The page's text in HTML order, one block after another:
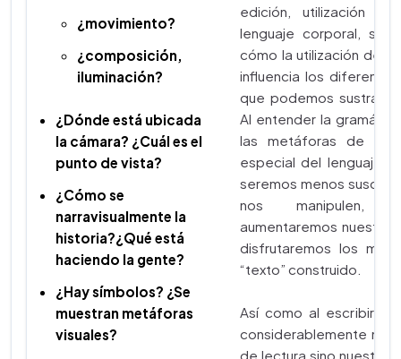
edición, utilización de
lenguaje corporal,
cómo la utilización de
influencia los
que podemos sustraer
Al entender la
las metáforas de los
especial del lenguaje
seremos menos
nos manipulen,
aumentaremos nuestra
disfrutaremos los
“texto” construido.
Así como al escribir
considerablemente
de lectura sino nuestro
¿movimiento?
¿composición,
iluminación?
¿Dónde está ubicada
la cámara? ¿Cuál es el
punto de vista?
¿Cómo se
narravisualmente la
historia?¿Qué está
haciendo la gente?
¿Hay símbolos? ¿Se
muestran metáforas
visuales?